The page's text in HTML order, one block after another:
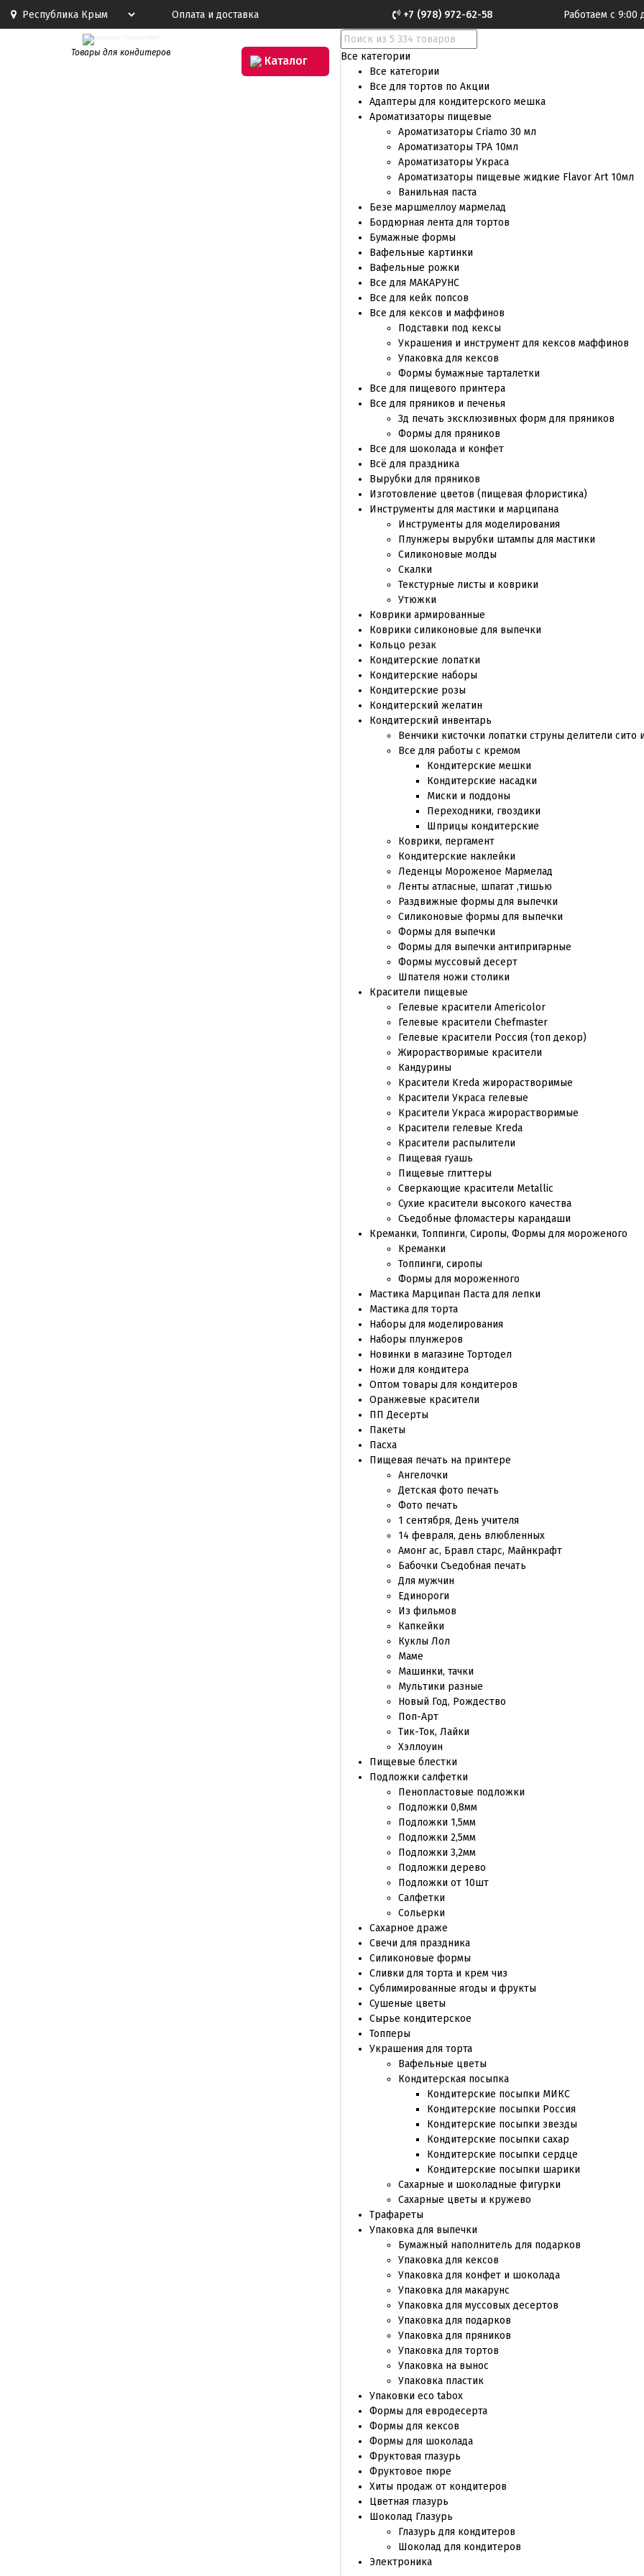
Оплата и доставка +7 (978) 972-62-58 Работаем с 9:00
Товары для кондитеров
Каталог
Все категории
Все категории
Все для тортов по Акции
Адаптеры для кондитерского мешка
Ароматизаторы пищевые
Ароматизаторы Criamo 30 мл
Ароматизаторы TPA 10мл
Ароматизаторы Украса
Ароматизаторы пищевые жидкие Flavor Art 10мл
Ванильная паста
Безе маршмеллоу мармелад
Бордюрная лента для тортов
Бумажные формы
Вафельные картинки
Вафельные рожки
Все для МАКАРУНС
Все для кейк попсов
Все для кексов и маффинов
Подставки под кексы
Украшения и инструмент для кексов маффинов
Упаковка для кексов
Формы бумажные тарталетки
Все для пищевого принтера
Все для пряников и печенья
3д печать эксклюзивных форм для пряников
Формы для пряников
Все для шоколада и конфет
Всё для праздника
Вырубки для пряников
Изготовление цветов (пищевая флористика)
Инструменты для мастики и марципана
Инструменты для моделирования
Плунжеры вырубки штампы для мастики
Силиконовые молды
Скалки
Текстурные листы и коврики
Утюжки
Коврики армированные
Коврики силиконовые для выпечки
Кольцо резак
Кондитерские лопатки
Кондитерские наборы
Кондитерские розы
Кондитерский желатин
Кондитерский инвентарь
Венчики кисточки лопатки струны делители сито
Все для работы с кремом
Кондитерские мешки
Кондитерские насадки
Миски и поддоны
Переходники, гвоздики
Шприцы кондитерские
Коврики, пергамент
Кондитерские наклейки
Леденцы Мороженое Мармелад
Ленты атласные, шпагат ,тишью
Раздвижные формы для выпечки
Силиконовые формы для выпечки
Формы для выпечки
Формы для выпечки антипригарные
Формы муссовый десерт
Шпателя ножи столики
Красители пищевые
Гелевые красители Americolor
Гелевые красители Chefmaster
Гелевые красители Россия (топ декор)
Жирорастворимые красители
Кандурины
Красители Kreda жирорастворимые
Красители Украса гелевые
Красители Украса жирорастворимые
Красители гелевые Kreda
Красители распылители
Пищевая гуашь
Пищевые глиттеры
Сверкающие красители Metallic
Сухие красители высокого качества
Съедобные фломастеры карандаши
Креманки, Топпинги, Сиропы, Формы для мороженого
Креманки
Топпинги, сиропы
Формы для мороженного
Мастика Марципан Паста для лепки
Мастика для торта
Наборы для моделирования
Наборы плунжеров
Новинки в магазине Тортодел
Ножи для кондитера
Оптом товары для кондитеров
Оранжевые красители
ПП Десерты
Пакеты
Пасха
Пищевая печать на принтере
Ангелочки
Детская фото печать
Фото печать
1 сентября, День учителя
14 февраля, день влюбленных
Амонг ас, Бравл старс, Майнкрафт
Бабочки Съедобная печать
Для мужчин
Единороги
Из фильмов
Капкейки
Куклы Лол
Маме
Машинки, тачки
Мультики разные
Новый Год, Рождество
Поп-Арт
Тик-Ток, Лайки
Хэллоуин
Пищевые блестки
Подложки салфетки
Пенопластовые подложки
Подложки 0,8мм
Подложки 1,5мм
Подложки 2,5мм
Подложки 3,2мм
Подложки дерево
Подложки от 10шт
Салфетки
Сольерки
Сахарное драже
Свечи для праздника
Силиконовые формы
Сливки для торта и крем чиз
Сублимированные ягоды и фрукты
Сушеные цветы
Сырье кондитерское
Топперы
Украшения для торта
Вафельные цветы
Кондитерская посыпка
Кондитерские посыпки МИКС
Кондитерские посыпки Россия
Кондитерские посыпки звезды
Кондитерские посыпки сахар
Кондитерские посыпки сердце
Кондитерские посыпки шарики
Сахарные и шоколадные фигурки
Сахарные цветы и кружево
Трафареты
Упаковка для выпечки
Бумажный наполнитель для подарков
Упаковка для кексов
Упаковка для конфет и шоколада
Упаковка для макарунс
Упаковка для муссовых десертов
Упаковка для подарков
Упаковка для пряников
Упаковка для тортов
Упаковка на вынос
Упаковка пластик
Упаковки eco tabox
Формы для евродесерта
Формы для кексов
Формы для шоколада
Фруктовая глазурь
Фруктовое пюре
Хиты продаж от кондитеров
Цветная глазурь
Шоколад Глазурь
Глазурь для кондитеров
Шоколад для кондитеров
Электроника